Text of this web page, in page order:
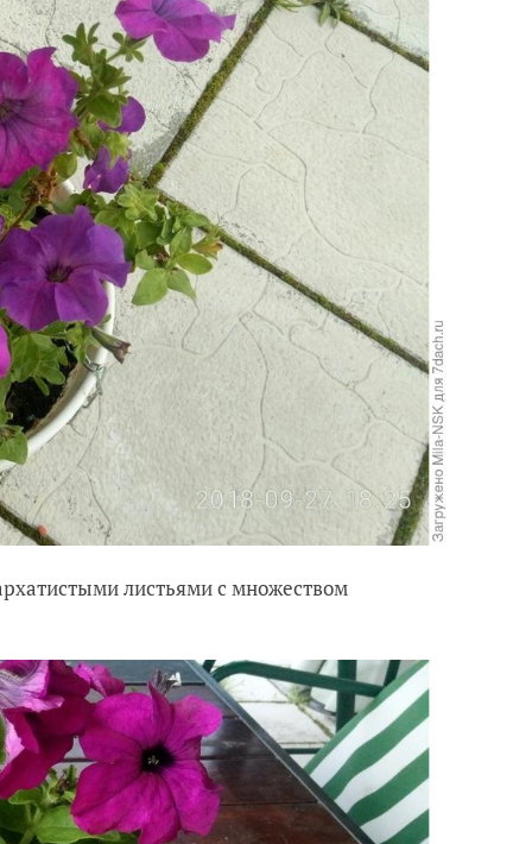
листьями с множеством